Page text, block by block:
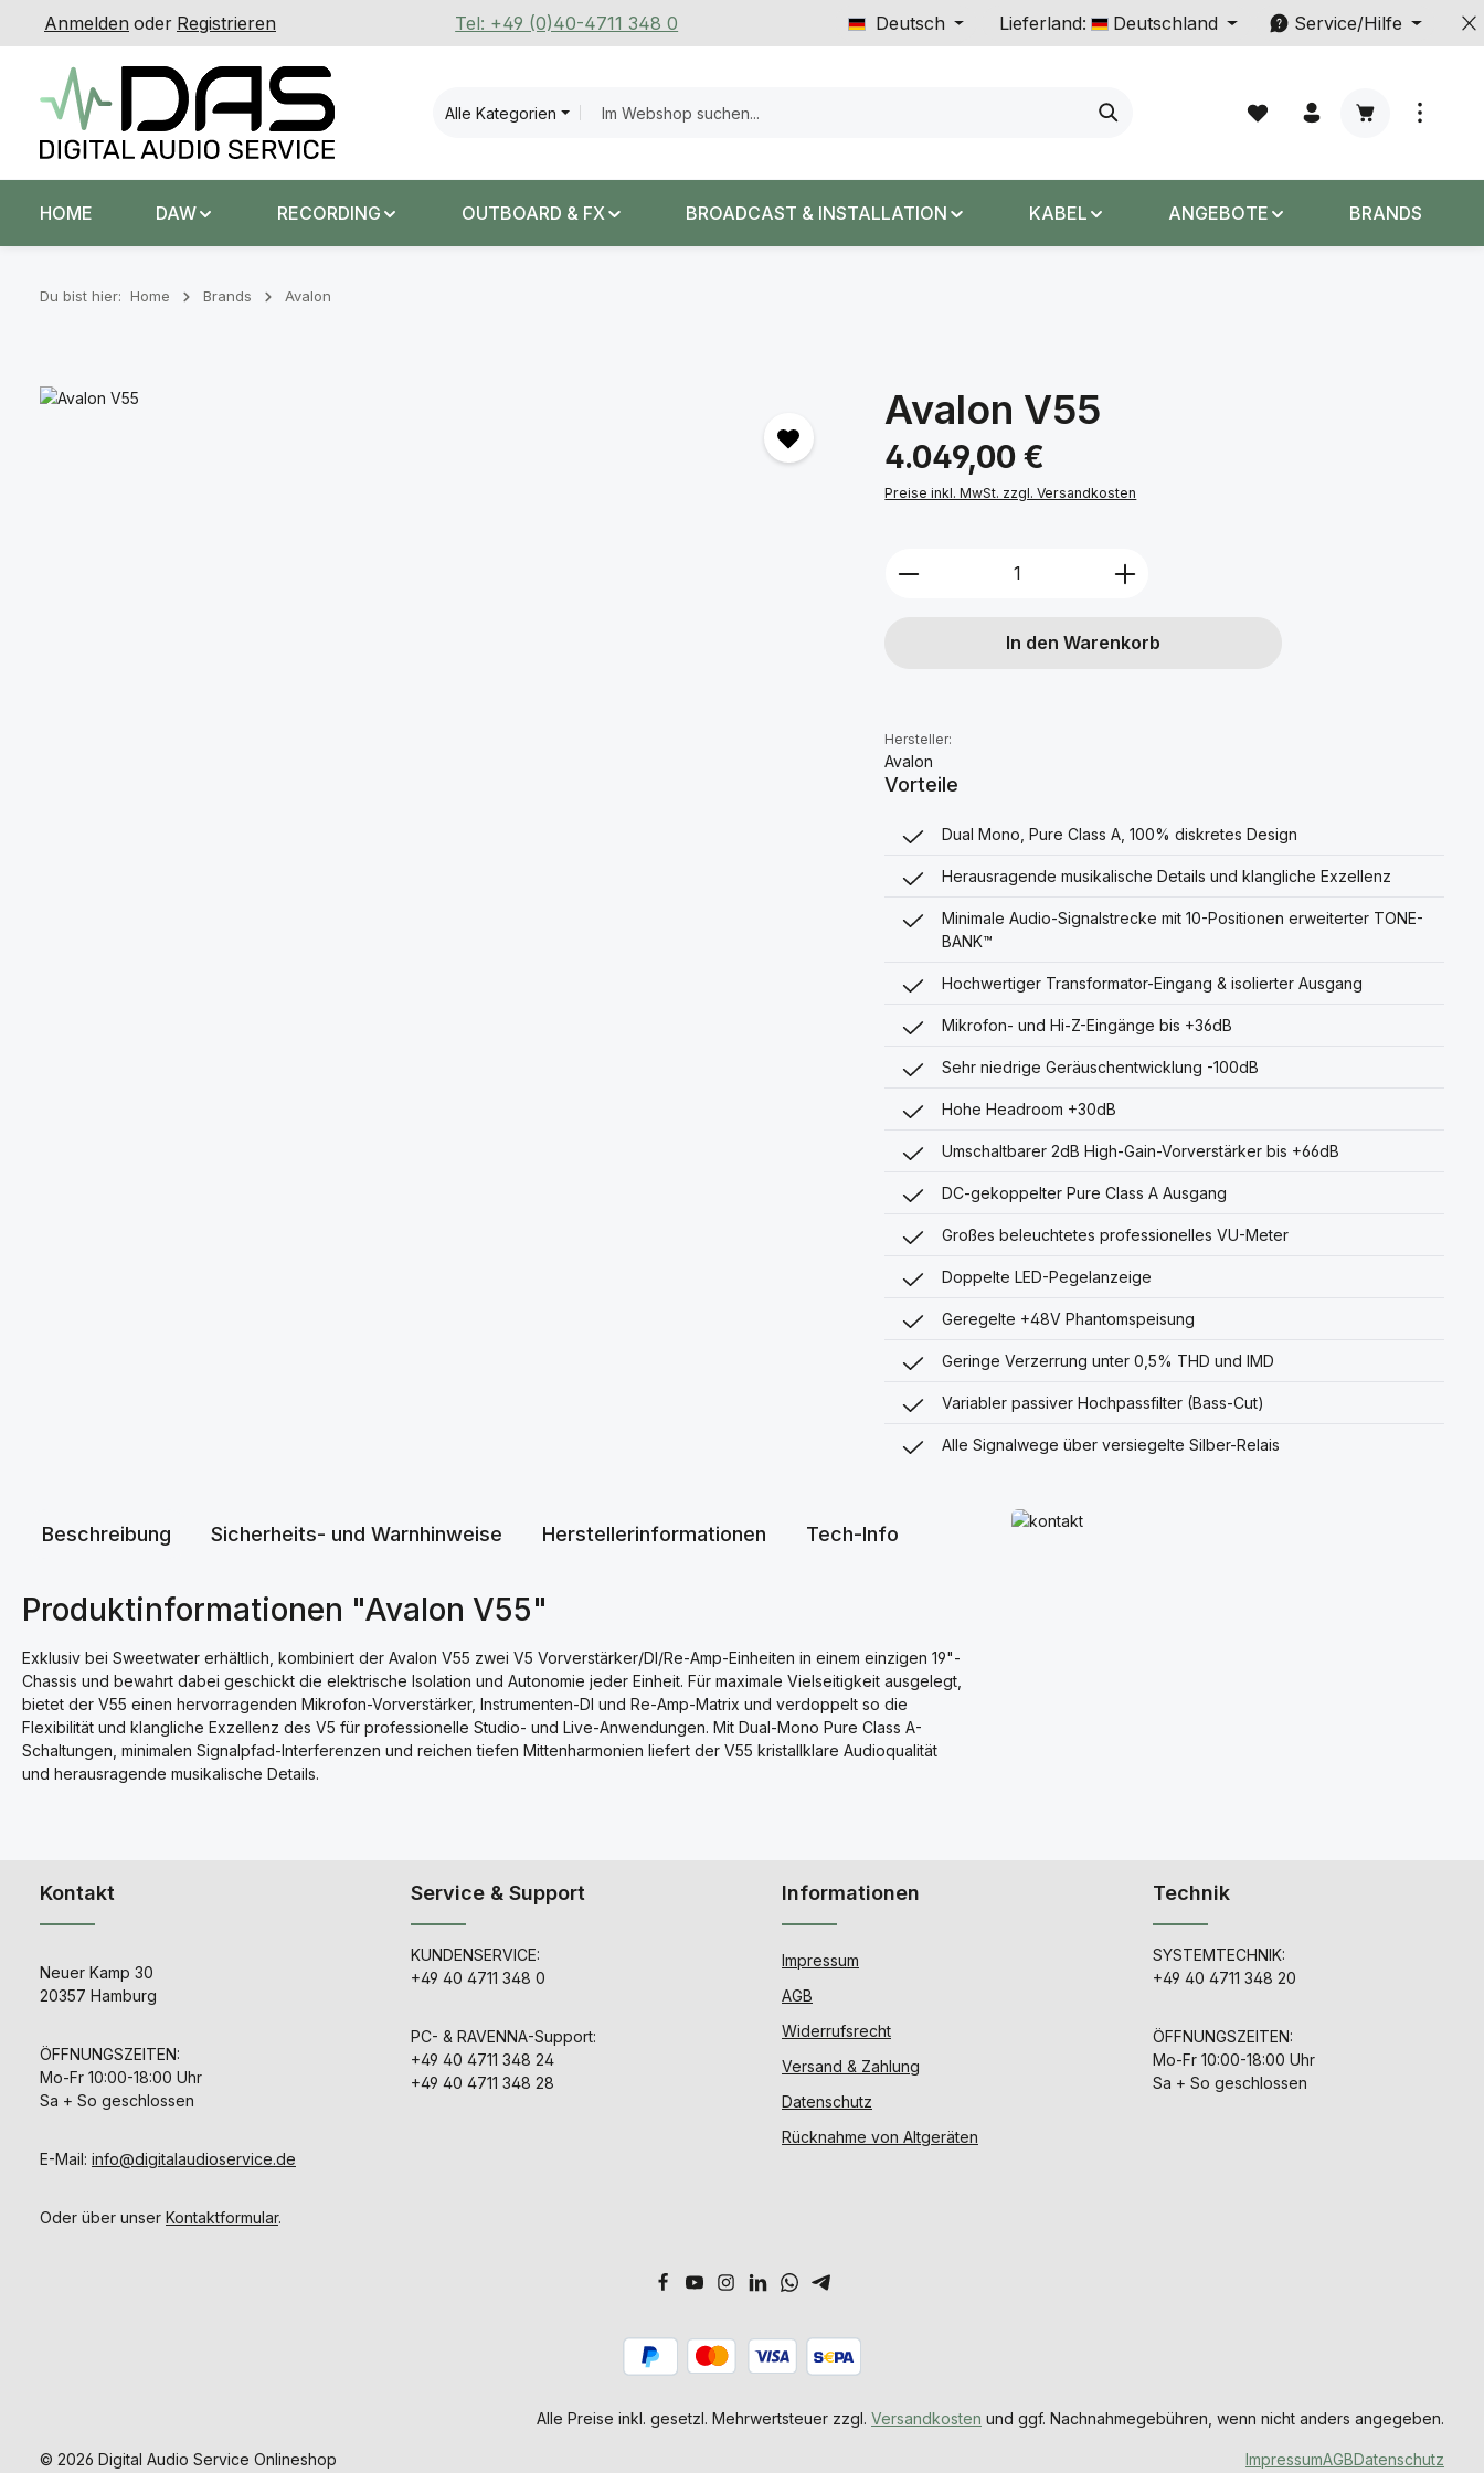
Hauptinhalt springen
Zur Suche springen
Zur Hauptnavigation springen
Anmelden oder Registrieren Tel: +49 (0)40-4711 348 0 Deutsch Lieferland: Deutschland Service/Hilfe
Alle Kategorien
Warenkorb
HOME DAW RECORDING OUTBOARD & FX BROADCAST & INSTALLATION KABEL ANGEBOTE BRANDS
Du bist hier: Home Brands Avalon
Bildergalerie überspringen Avalon V55
Regulärer Preis:
4.049,00 €
Preise inkl. MwSt. zzgl. Versandkosten
Produkt Anzahl: Gib den gewünschten Wert
In den Warenkorb
Hersteller:
Avalon
Vorteile
Dual Mono, Pure Class A, 100% diskretes Design
Herausragende musikalische Details und klangliche Exzellenz
Minimale Audio-Signalstrecke mit 10-Positionen erweiterter TONE-
BANK™
Hochwertiger Transformator-Eingang & isolierter Ausgang
Mikrofon- und Hi-Z-Eingänge bis +36dB
Sehr niedrige Geräuschentwicklung -100dB
Hohe Headroom +30dB
Umschaltbarer 2dB High-Gain-Vorverstärker bis +66dB
DC-gekoppelter Pure Class A Ausgang
Großes beleuchtetes professionelles VU-Meter
Doppelte LED-Pegelanzeige
Geregelte +48V Phantomspeisung
Geringe Verzerrung unter 0,5% THD und IMD
Variabler passiver Hochpassfilter (Bass-Cut)
Alle Signalwege über versiegelte Silber-Relais
Beschreibung Sicherheits- und Warnhinweise Herstellerinformationen Tech-Info
Produktinformationen "Avalon V55"
Exklusiv bei Sweetwater erhältlich, kombiniert der Avalon V55 zwei V5 Vorverstärker/DI/Re-Amp-Einheiten in einem einzigen 19"-
Chassis und bewahrt dabei geschickt die elektrische Isolation und Autonomie jeder Einheit. Für maximale Vielseitigkeit ausgelegt,
bietet der V55 einen hervorragenden Mikrofon-Vorverstärker, Instrumenten-DI und Re-Amp-Matrix und verdoppelt so die
Flexibilität und klangliche Exzellenz des V5 für professionelle Studio- und Live-Anwendungen. Mit Dual-Mono Pure Class A-
Schaltungen, minimalen Signalpfad-Interferenzen und reichen tiefen Mittenharmonien liefert der V55 kristallklare Audioqualität
und herausragende musikalische Details.
Mehr erfahren
Kontakt
Neuer Kamp 30
20357 Hamburg
ÖFFNUNGSZEITEN:
Mo-Fr 10:00-18:00 Uhr
Sa + So geschlossen
E-Mail: info@digitalaudioservice.de
Oder über unser Kontaktformular.
Service & Support
KUNDENSERVICE:
+49 40 4711 348 0
PC- & RAVENNA-Support:
+49 40 4711 348 24
+49 40 4711 348 28
Informationen
Impressum
AGB
Widerrufsrecht
Versand & Zahlung
Datenschutz
Rücknahme von Altgeräten
Technik
SYSTEMTECHNIK:
+49 40 4711 348 20
ÖFFNUNGSZEITEN:
Mo-Fr 10:00-18:00 Uhr
Sa + So geschlossen
Alle Preise inkl. gesetzl. Mehrwertsteuer zzgl. Versandkosten und ggf. Nachnahmegebühren, wenn nicht anders angegeben.
© 2026 Digital Audio Service Onlineshop ImpressumAGBDatenschutz